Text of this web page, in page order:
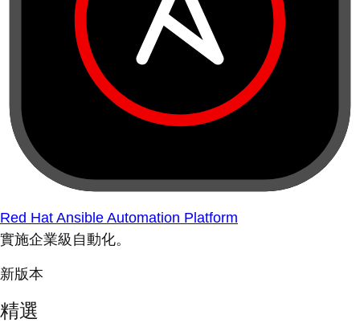
Red Hat Ansible Automation Platform
實施企業級自動化。
新版本
精選